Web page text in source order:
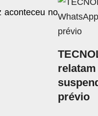
aconteceu no
prévio